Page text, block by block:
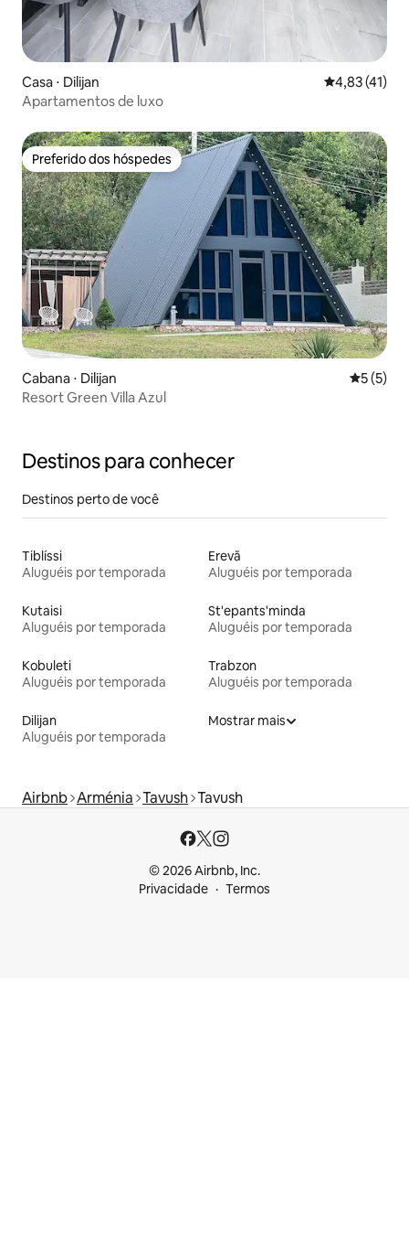
Casa ⋅ Dilijan 4,83 de uma
4,83 (41)
Apartamentos de luxo
Preferido dos hóspedes
Preferido dos hóspedes
Cabana ⋅ Dilijan 5 de
5 (5)
Resort Green Villa Azul
Destinos para conhecer
Destinos perto de você
Tiblíssi
Aluguéis por temporada
Erevã
Aluguéis por temporada
Kutaisi
Aluguéis por temporada
St'epants'minda
Aluguéis por temporada
Kobuleti
Aluguéis por temporada
Trabzon
Aluguéis por temporada
Dilijan
Aluguéis por temporada
Mostrar mais
Airbnb Arménia Tavush Tavush
© 2026 Airbnb, Inc.
Privacidade
Termos